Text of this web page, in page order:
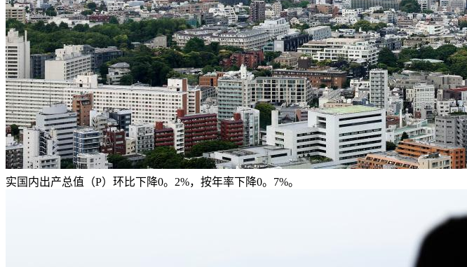
实国内出产总值（P）环比下降0。2%，按年率下降0。7%。